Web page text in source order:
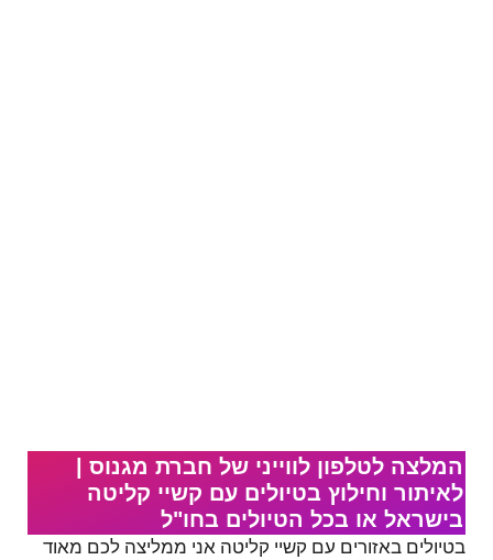
המלצה לטלפון לווייני של חברת מגנוס |
לאיתור וחילוץ בטיולים עם קשיי קליטה
בישראל או בכל הטיולים בחו"ל
בטיולים באזורים עם קשיי קליטה אני ממליצה לכם מאוד